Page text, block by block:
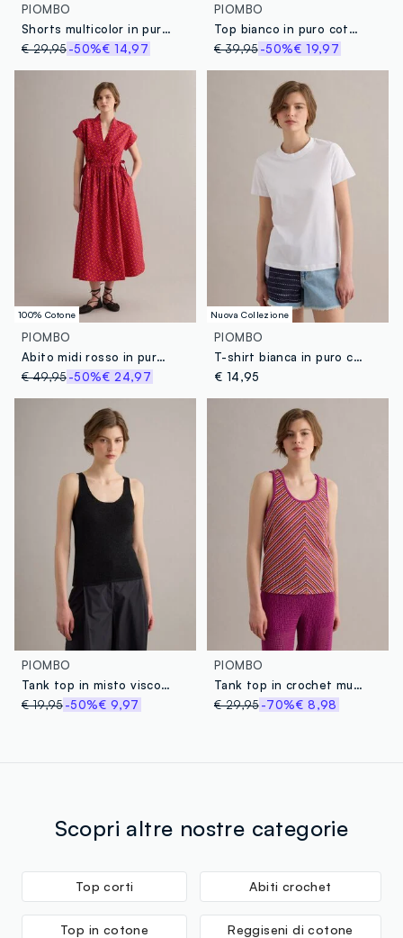
PIOMBO
Shorts multicolor in puro cotone con ricami traforati regular fit
€ 29,95-50%€ 14,97
PIOMBO
Top bianco in puro cotone sangallo
€ 39,95 -50%€ 19,97
100% Cotone
PIOMBO
Abito midi rosso in puro cotone con fantasia stampata
€ 49,95-50%€ 24,97
Nuova Collezione
PIOMBO
T-shirt bianca in puro cotone supima a maniche corte regular fit
€ 14,95
PIOMBO
Tank top in misto viscosa nero regular fit con glitter
€ 19,95-50%€ 9,97
PIOMBO
Tank top in crochet multicolor in tessuto elasticizzato regular fit
€ 29,95 -70%€ 8,98
Scopri altre nostre categorie
Top corti Abiti crochet
Top in cotone Reggiseni di cotone